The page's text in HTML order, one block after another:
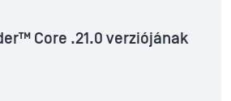
Core .21.0 verziójának